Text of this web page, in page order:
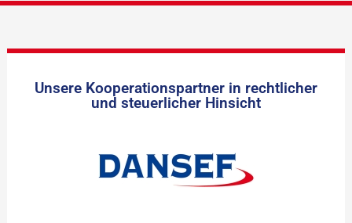
Unsere Kooperationspartner in rechtlicher
und steuerlicher Hinsicht